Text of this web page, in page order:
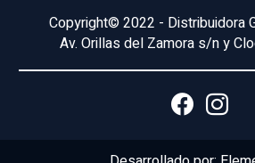
Copyright© 2022 - Distribuidora
Av. Orillas del Zamora s/n y